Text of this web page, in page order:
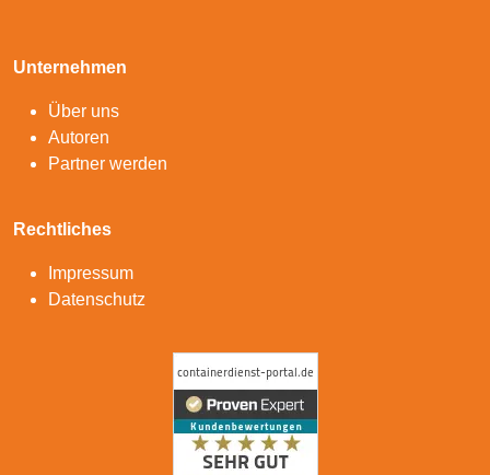
Unternehmen
Über uns
Autoren
Partner werden
Rechtliches
Impressum
Datenschutz